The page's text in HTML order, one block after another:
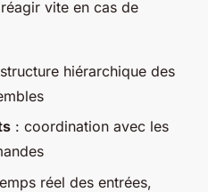
vite en cas de
hiérarchique des
: coordination avec les
réel des entrées,